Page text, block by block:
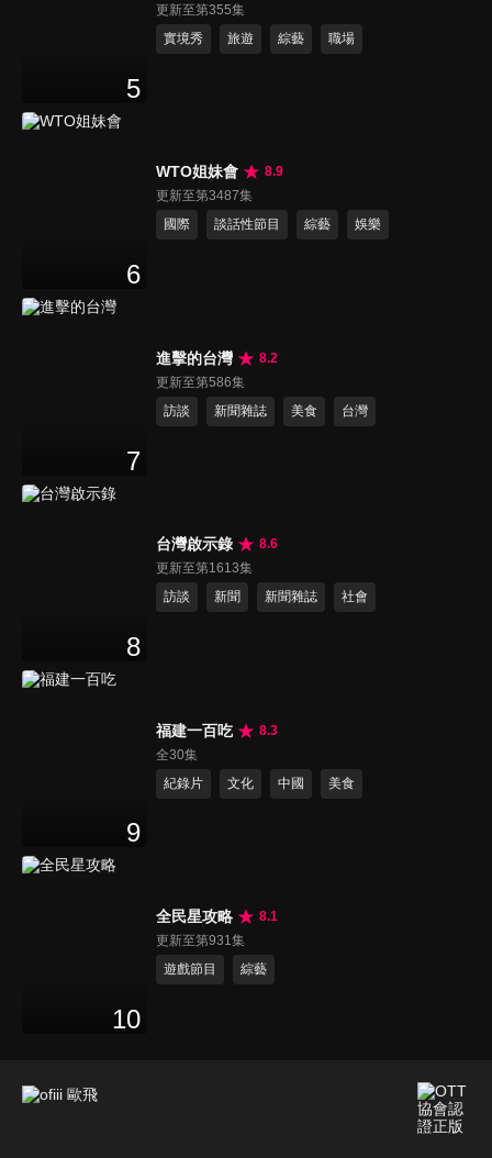
5
更新至第355集
實境秀
旅遊 綜藝 職場
6
WTO姐妹會
8.9
更新至第3487集
國際
談話性節目 綜藝 娛樂
7
進擊的台灣
8.2
更新至第586集
訪談
新聞雜誌 美食 台灣
8
台灣啟示錄
8.6
更新至第1613集
訪談
新聞 新聞雜誌 社會
9
福建一百吃
8.3
全30集
紀錄片
文化 中國 美食
10
全民星攻略
8.1
更新至第931集
遊戲節目
綜藝